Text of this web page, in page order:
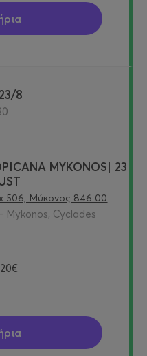
8
MYKONOS| 23
506, Μύκονος 846 00
Mykonos, Cyclades
20€